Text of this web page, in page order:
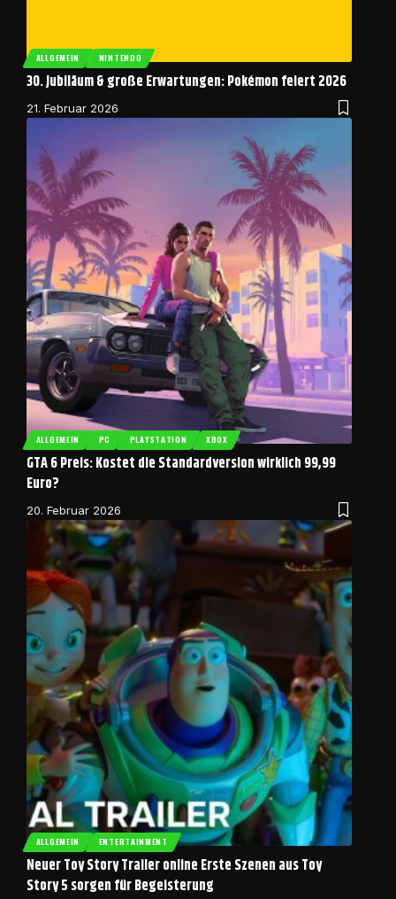
ALLGEMEIN NINTENDO
30. Jubiläum & große Erwartungen: Pokémon feiert 2026
21. Februar 2026
ALLGEMEIN PC PLAYSTATION XBOX
GTA 6 Preis: Kostet die Standardversion wirklich 99,99
Euro?
20. Februar 2026
ALLGEMEIN ENTERTAINMENT
Neuer Toy Story Trailer online Erste Szenen aus Toy
Story 5 sorgen für Begeisterung